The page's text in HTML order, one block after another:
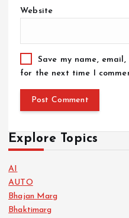
Website
Save my name,
for the next time I
Explore Topics
AI
AUTO
Bhajan Marg
Bhaktimarg